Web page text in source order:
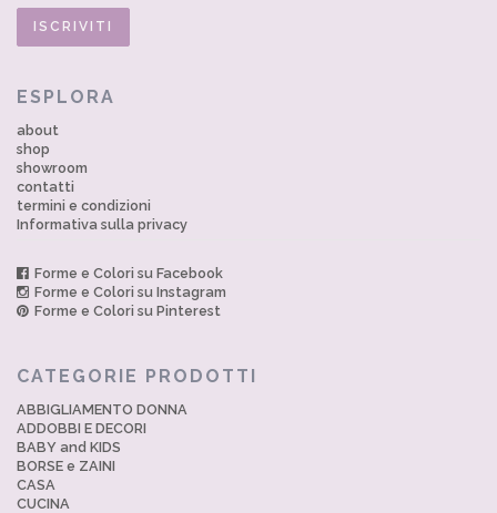
ESPLORA
about
shop
showroom
contatti
termini e condizioni
Informativa sulla privacy
Forme e Colori su Facebook
Forme e Colori su Instagram
Forme e Colori su Pinterest
CATEGORIE PRODOTTI
ABBIGLIAMENTO DONNA
ADDOBBI E DECORI
BABY and KIDS
BORSE e ZAINI
CASA
CUCINA